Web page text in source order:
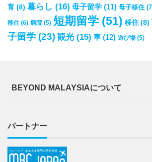
育 (8) 暮らし (16) 母子留学 (11) 母子移住
移住 (6) 病院 (5) 短期留学 (51) 移住 (8)
子留学 (23) 観光 (15) 車 (12) 遊び場 (5)
BEYOND MALAYSIAについて
パートナー